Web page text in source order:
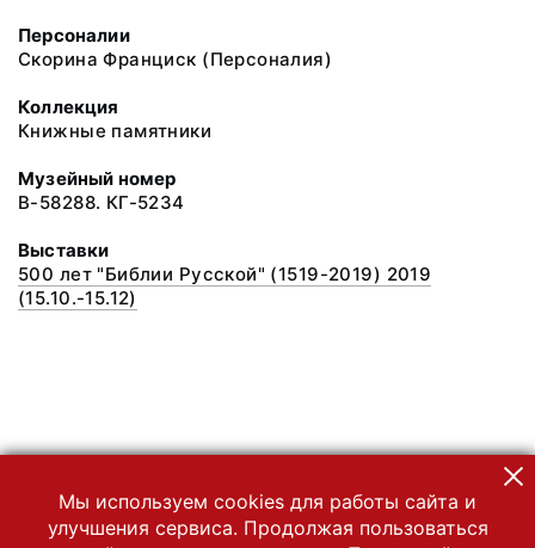
Персоналии
Скорина Франциск (Персоналия)
Коллекция
Книжные памятники
Музейный номер
В-58288. КГ-5234
Выставки
500 лет "Библии Русской" (1519-2019) 2019
(15.10.-15.12)
Мы используем cookies для работы сайта и
улучшения сервиса. Продолжая пользоваться